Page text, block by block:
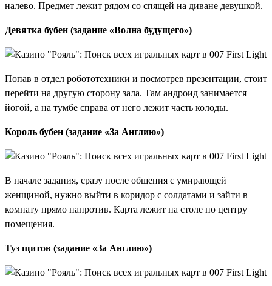
налево. Предмет лежит рядом со спящей на диване девушкой.
Девятка бубен (задание «Волна будущего»)
Попав в отдел робототехники и посмотрев презентации, стоит
перейти на другую сторону зала. Там андроид занимается
йогой, а на тумбе справа от него лежит часть колоды.
Король бубен (задание «За Англию»)
В начале задания, сразу после общения с умирающей
женщиной, нужно выйти в коридор с солдатами и зайти в
комнату прямо напротив. Карта лежит на столе по центру
помещения.
Туз щитов (задание «За Англию»)